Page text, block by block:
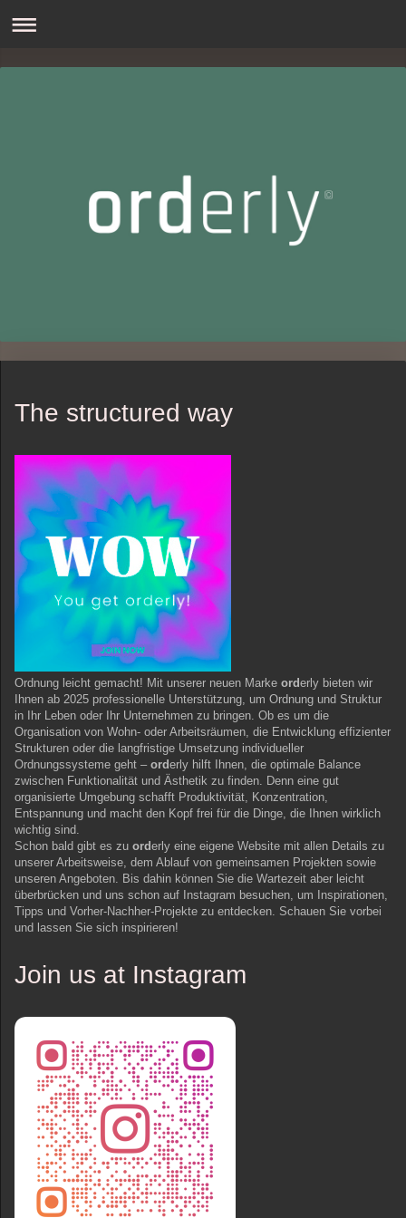
The structured way
Ordnung leicht gemacht! Mit unserer neuen Marke orderly bieten wir
Ihnen ab 2025 professionelle Unterstützung, um Ordnung und Struktur
in Ihr Leben oder Ihr Unternehmen zu bringen. Ob es um die
Organisation von Wohn- oder Arbeitsräumen, die Entwicklung effizienter
Strukturen oder die langfristige Umsetzung individueller
Ordnungssysteme geht – orderly hilft Ihnen, die optimale Balance
zwischen Funktionalität und Ästhetik zu finden. Denn eine gut
organisierte Umgebung schafft Produktivität, Konzentration,
Entspannung und macht den Kopf frei für die Dinge, die Ihnen wirklich
wichtig sind.
Schon bald gibt es zu orderly eine eigene Website mit allen Details zu
unserer Arbeitsweise, dem Ablauf von gemeinsamen Projekten sowie
unseren Angeboten. Bis dahin können Sie die Wartezeit aber leicht
überbrücken und uns schon auf Instagram besuchen, um Inspirationen,
Tipps und Vorher-Nachher-Projekte zu entdecken. Schauen Sie vorbei
und lassen Sie sich inspirieren!
Join us at Instagram